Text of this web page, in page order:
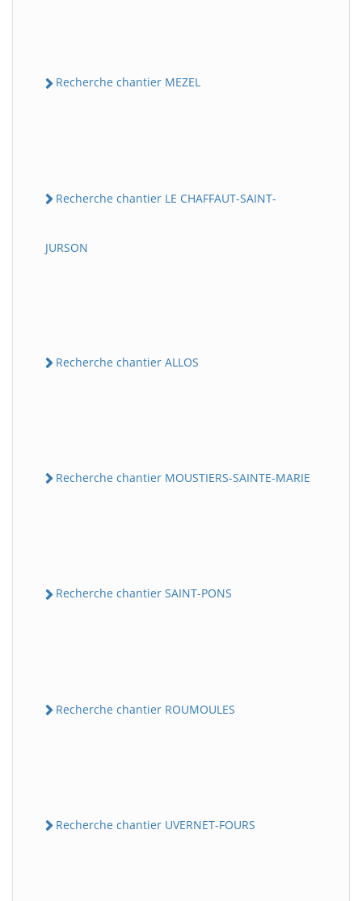
Recherche chantier MEZEL
Recherche chantier LE CHAFFAUT-SAINT-
JURSON
Recherche chantier ALLOS
Recherche chantier MOUSTIERS-SAINTE-MARIE
Recherche chantier SAINT-PONS
Recherche chantier ROUMOULES
Recherche chantier UVERNET-FOURS